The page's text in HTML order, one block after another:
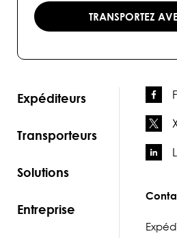
TRANSPORTEZ
Expéditeurs
Transporteurs
Solutions
Entreprise